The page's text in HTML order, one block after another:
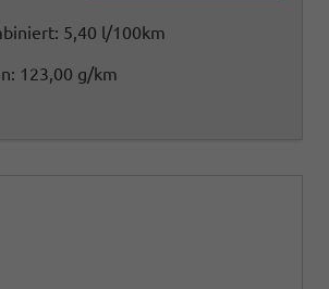
5,40 l/100km
123,00 g/km